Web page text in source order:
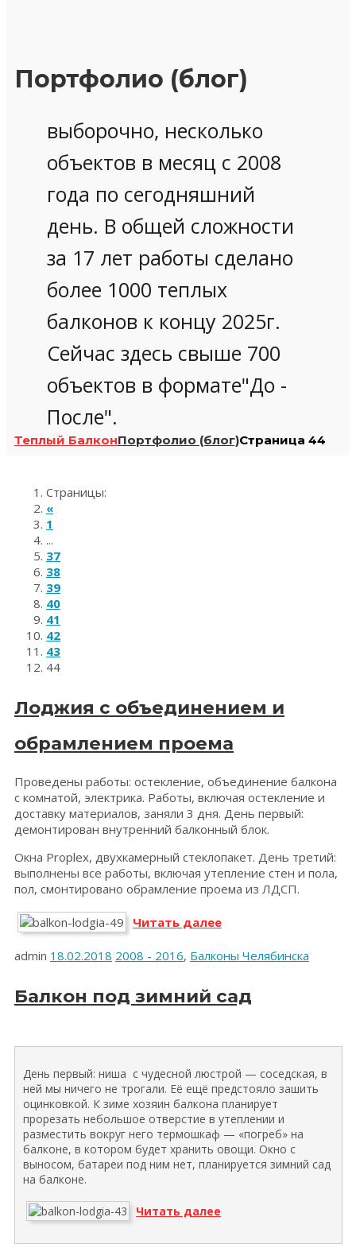
Портфолио (блог)
выборочно, несколько
объектов в месяц с 2008
года по сегодняшний
день. В общей сложности
за 17 лет работы сделано
более 1000 теплых
балконов к концу 2025г.
Сейчас здесь свыше 700
объектов в формате"До -
После".
Теплый БалконПортфолио (блог)Страница 44
Страницы:
«
1
...
37
38
39
40
41
42
43
44
Лоджия с объединением и
обрамлением проема
Проведены работы: остекление, объединение балкона
с комнатой, электрика. Работы, включая остекление и
доставку материалов, заняли 3 дня. День первый:
демонтирован внутренний балконный блок.
Окна Proplex, двухкамерный стеклопакет. День третий:
выполнены все работы, включая утепление стен и пола,
пол, смонтировано обрамление проема из ЛДСП.
Читать далее
с
объединением
и
проема»
admin 18.02.2018 2008 - 2016, Балконы Челябинска
Балкон под зимний сад
День первый: ниша с чудесной люстрой — соседская, в
ней мы ничего не трогали. Её ещё предстояло зашить
оцинковкой. К зиме хозяин балкона планирует
прорезать небольшое отверстие в утеплении и
разместить вокруг него термошкаф — «погреб» на
балконе, в котором будет хранить овощи. Окно с
выносом, батареи под ним нет, планируется зимний сад
на балконе.
Читать далее
под